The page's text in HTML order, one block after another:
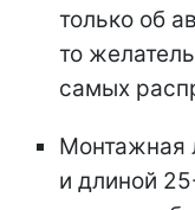
только об
то
самых
Монтажная
и длиной